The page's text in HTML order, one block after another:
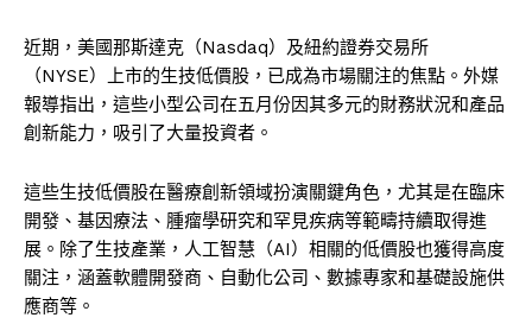
近期，美國那斯達克（Nasdaq）及紐約證券交易所
（NYSE）上市的生技低價股，已成為市場關注的焦點。外媒
報導指出，這些小型公司在五月份因其多元的財務狀況和產品
創新能力，吸引了大量投資者。
這些生技低價股在醫療創新領域扮演關鍵角色，尤其是在臨床
開發、基因療法、腫瘤學研究和罕見疾病等範疇持續取得進
展。除了生技產業，人工智慧（AI）相關的低價股也獲得高度
關注，涵蓋軟體開發商、自動化公司、數據專家和基礎設施供
應商等。